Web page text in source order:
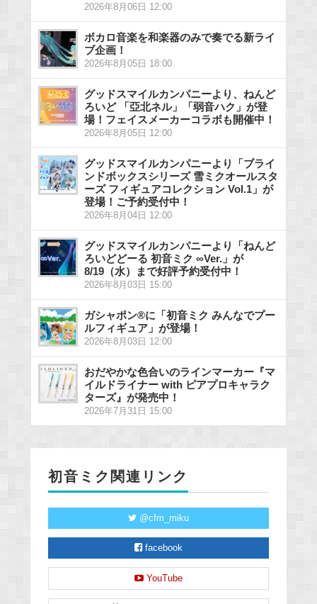
2026年8月06日 12:00
ボカロ音楽を和楽器のみで奏でる新ライ
ブ企画！
2026年8月05日 18:00
グッドスマイルカンパニーより、ねんど
ろいど 「亞北ネル」「弱音ハク」が登
場！フェイスメーカーコラボも開催中！
2026年8月05日 12:00
グッドスマイルカンパニーより「ブライ
ンドボックスシリーズ 雪ミクオールスタ
ーズ フィギュアコレクション Vol.1」が
登場！ご予約受付中！
2026年8月04日 12:00
グッドスマイルカンパニーより「ねんど
ろいどどーる 初音ミク ∞Ver.」が
8/19（水）まで好評予約受付中！
2026年8月03日 15:00
ガシャポン®に「初音ミク みんなでプー
ルフィギュア」が登場！
2026年8月03日 12:00
おだやかな色合いのラインマーカー『マ
イルドライナー with ピアプロキャラク
ターズ』が発売中！
2026年7月31日 15:00
初音ミク関連リンク
@cfm_miku
facebook
YouTube